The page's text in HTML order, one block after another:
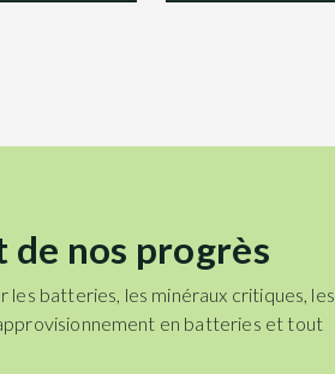
de nos progrès
les batteries, les minéraux critiques, les
en batteries et tout